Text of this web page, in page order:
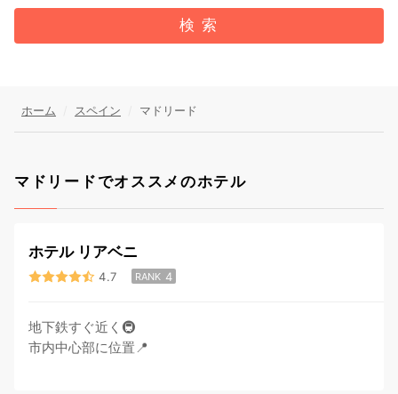
検 索
ホーム スペイン マドリード
マドリードでオススメのホテル
ホテル リアベニ
4.7 RANK 4
地下鉄すぐ近く🚇
市内中心部に位置📍